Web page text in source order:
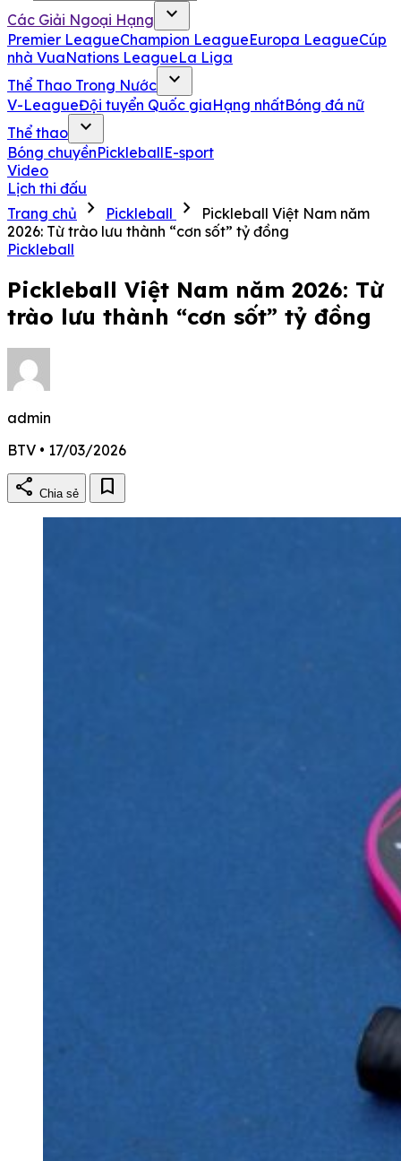
Các Giải Ngoại Hạng expand_more
Premier LeagueChampion LeagueEuropa LeagueCúp
nhà VuaNations LeagueLa Liga
Thể Thao Trong Nước
expand_more
V-LeagueĐội tuyển Quốc giaHạng nhấtBóng đá nữ
Thể thao
expand_more
Bóng chuyềnPickleballE-sport
Video
Lịch thi đấu
Trang chủ
chevron_right Pickleball chevron_right
Pickleball Việt Nam năm
2026: Từ trào lưu thành “cơn sốt” tỷ đồng
Pickleball
Pickleball Việt Nam năm 2026: Từ
trào lưu thành “cơn sốt” tỷ đồng
admin
BTV • 17/03/2026
share Chia sẻ bookmark